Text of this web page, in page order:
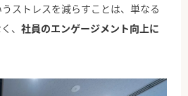
ストレスを減らすことは、単なる
、 社員のエンゲージメント向上に